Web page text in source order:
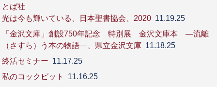
とば社
光は今も輝いている、日本聖書協会、2020 11.19.25
「金沢文庫」創設750年記念 特別展 金沢文庫本 ―流離
（さすら）う本の物語―、県立金沢文庫 11.18.25
終活セミナー 11.17.25
私のコックピット
11.16.25